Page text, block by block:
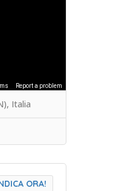
Report a problem
Italia
ORA!